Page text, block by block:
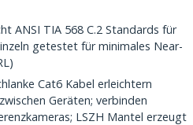
ANSI TIA 568 C.2 Standards für
getestet für minimales Near-
Cat6 Kabel erleichtern
Geräten; verbinden
LSZH Mantel erzeugt